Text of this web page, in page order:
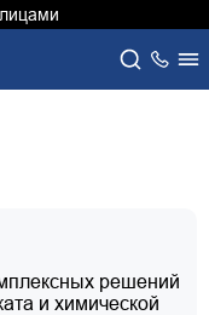
решений
и химической